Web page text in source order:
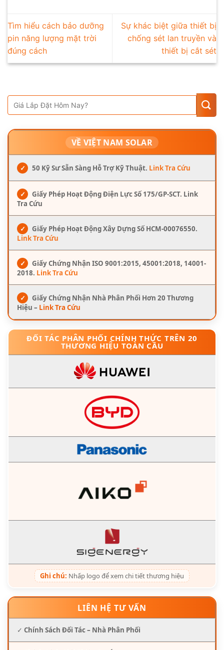
Tìm hiểu cách bảo dưỡng
pin năng lượng mặt trời
đúng cách
Sự khác biệt giữa thiết bị
chống sét lan truyền và
thiết bị cắt sét
VỀ VIỆT NAM SOLAR
✓ 50 Kỹ Sư Sẵn Sàng Hỗ Trợ Kỹ Thuật. Link Tra Cứu
✓
Giấy Phép Hoạt Động Điện Lực Số 175/GP-SCT. Link
Tra Cứu
✓
Giấy Phép Hoạt Động Xây Dựng Số HCM-00076550.
Link Tra Cứu
✓
Giấy Chứng Nhận ISO 9001:2015, 45001:2018, 14001-
2018. Link Tra Cứu
✓
Giấy Chứng Nhận Nhà Phân Phối Hơn 20 Thương
Hiệu – Link Tra Cứu
ĐỐI TÁC PHÂN PHỐI CHÍNH THỨC TRÊN 20
THƯƠNG HIỆU TOÀN CẦU
Ghi chú: Nhấp logo để xem chi tiết thương hiệu
LIÊN HỆ TƯ VẤN
✓ Chính Sách Đối Tác – Nhà Phân Phối